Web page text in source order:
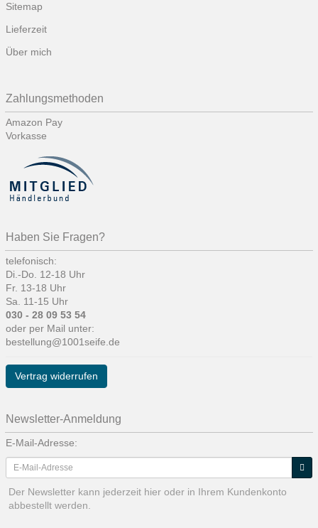
Sitemap
Lieferzeit
Über mich
Zahlungsmethoden
Amazon Pay
Vorkasse
Haben Sie Fragen?
telefonisch:
Di.-Do. 12-18 Uhr
Fr. 13-18 Uhr
Sa. 11-15 Uhr
030 - 28 09 53 54
oder per Mail unter:
bestellung@1001seife.de
Vertrag widerrufen
Newsletter-Anmeldung
E-Mail-Adresse:
Der Newsletter kann jederzeit hier oder in Ihrem Kundenkonto
abbestellt werden.